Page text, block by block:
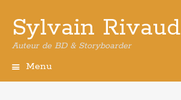
Sylvain Rivaud
Auteur de BD & Storyboarder
Menu